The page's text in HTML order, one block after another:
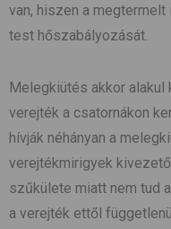
van, hiszen a
test hőszabályozását.
Melegkiütés akkor alakul
verejték a csatornákon
hívják néhányan a
verejtékmirigyek
szűkülete miatt nem tud
a verejték ettől